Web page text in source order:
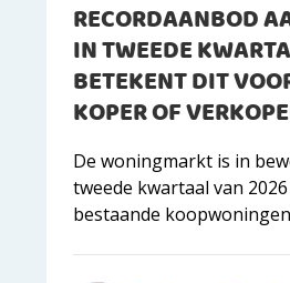
RECORDAANBOD
IN TWEEDE
BETEKENT DIT
KOPER OF
De woningmarkt is in
tweede kwartaal van
bestaande koopwoningen